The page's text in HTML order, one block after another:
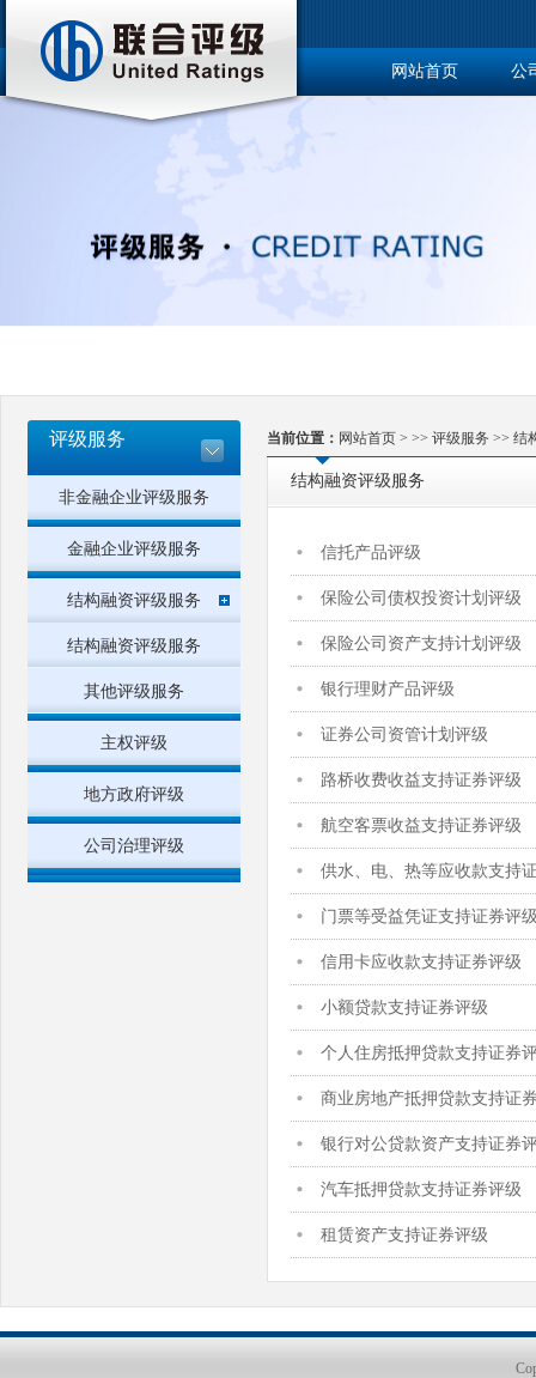
网站首页 公
评级服务
非金融企业评级服务
金融企业评级服务
结构融资评级服务
结构融资评级服务
其他评级服务
主权评级
地方政府评级
公司治理评级
当前位置： 网站首页 > >> 评级服务 >> 结
结构融资评级服务
信托产品评级
保险公司债权投资计划评级
保险公司资产支持计划评级
银行理财产品评级
证券公司资管计划评级
路桥收费收益支持证券评级
航空客票收益支持证券评级
供水、电、热等应收款支持
门票等受益凭证支持证券评
信用卡应收款支持证券评级
小额贷款支持证券评级
个人住房抵押贷款支持证券
商业房地产抵押贷款支持证
银行对公贷款资产支持证券
汽车抵押贷款支持证券评级
租赁资产支持证券评级